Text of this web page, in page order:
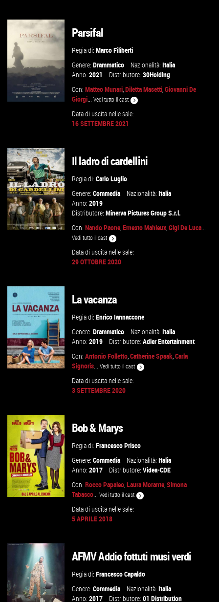
VAI ALLA SCHEDA
VAI ALLA SCHEDA
Parsifal
Regia di:Marco Filiberti
Genere:Drammatico Nazionalità:Italia
Anno:2021 Distributore:30Holding
Con:Matteo Munari,Diletta Masetti,Giovanni De
Giorgi...Vedi tutto il cast
Data di uscita nelle sale:
16 SETTEMBRE 2021
Il ladro di cardellini
Regia di:Carlo Luglio
Genere:Commedia Nazionalità:Italia
Anno:2019
Distributore:Minerva Pictures Group S.r.l.
Con:Nando Paone,Ernesto Mahieux,Gigi De Luca...
Vedi tutto il cast
Data di uscita nelle sale:
29 OTTOBRE 2020
VAI ALLA SCHEDA
La vacanza
Regia di:Enrico Iannaccone
Genere:Drammatico Nazionalità:Italia
Anno:2019 Distributore:Adler Entertainment
Con:Antonio Folletto,Catherine Spaak,Carla
Signoris...Vedi tutto il cast
Data di uscita nelle sale:
3 SETTEMBRE 2020
VAI ALLA SCHEDA
Bob & Marys
Regia di:Francesco Prisco
Genere:Commedia Nazionalità:Italia
Anno:2017 Distributore:Videa-CDE
Con:Rocco Papaleo,Laura Morante,Simona
Tabasco...Vedi tutto il cast
Data di uscita nelle sale:
5 APRILE 2018
AFMV Addio fottuti musi verdi
Regia di:Francesco Capaldo
Genere:Commedia Nazionalità:Italia
Anno:2017 Distributore:01 Distribution